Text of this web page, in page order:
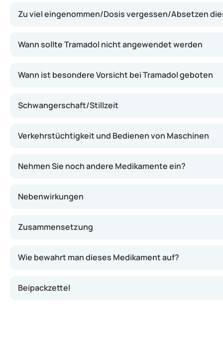
Zu viel eingenommen/Dosis vergessen/Absetzen
Wann sollte Tramadol nicht angewendet werden
Wann ist besondere Vorsicht bei Tramadol geboten
Schwangerschaft/Stillzeit
Verkehrstüchtigkeit und Bedienen von Maschinen
Nehmen Sie noch andere Medikamente ein?
Nebenwirkungen
Zusammensetzung
Wie bewahrt man dieses Medikament auf?
Beipackzettel